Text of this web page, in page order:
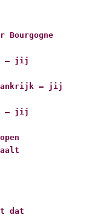
Bourgogne
– jij
– jij
– jij
dat